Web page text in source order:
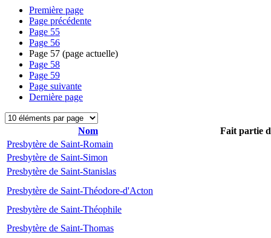
Première page
Page précédente
Page 55
Page 56
Page 57 (page actuelle)
Page 58
Page 59
Page suivante
Dernière page
Nom
Fait partie
Presbytère de Saint-Romain
Presbytère de Saint-Simon
Presbytère de Saint-Stanislas
Presbytère de Saint-Théodore-d'Acton
Presbytère de Saint-Théophile
Presbytère de Saint-Thomas